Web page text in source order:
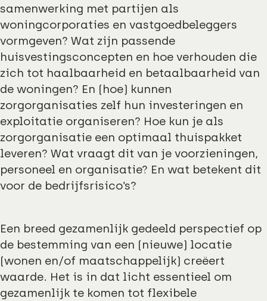
samenwerking met partijen als
woningcorporaties en vastgoedbeleggers
vormgeven? Wat zijn passende
huisvestingsconcepten en hoe verhouden die
zich tot haalbaarheid en betaalbaarheid van
de woningen? En (hoe) kunnen
zorgorganisaties zelf hun investeringen en
exploitatie organiseren? Hoe kun je als
zorgorganisatie een optimaal thuispakket
leveren? Wat vraagt dit van je voorzieningen,
personeel en organisatie? En wat betekent dit
voor de bedrijfsrisico’s?
Een breed gezamenlijk gedeeld perspectief op
de bestemming van een (nieuwe) locatie
(wonen en/of maatschappelijk) creëert
waarde. Het is in dat licht essentieel om
gezamenlijk te komen tot flexibele